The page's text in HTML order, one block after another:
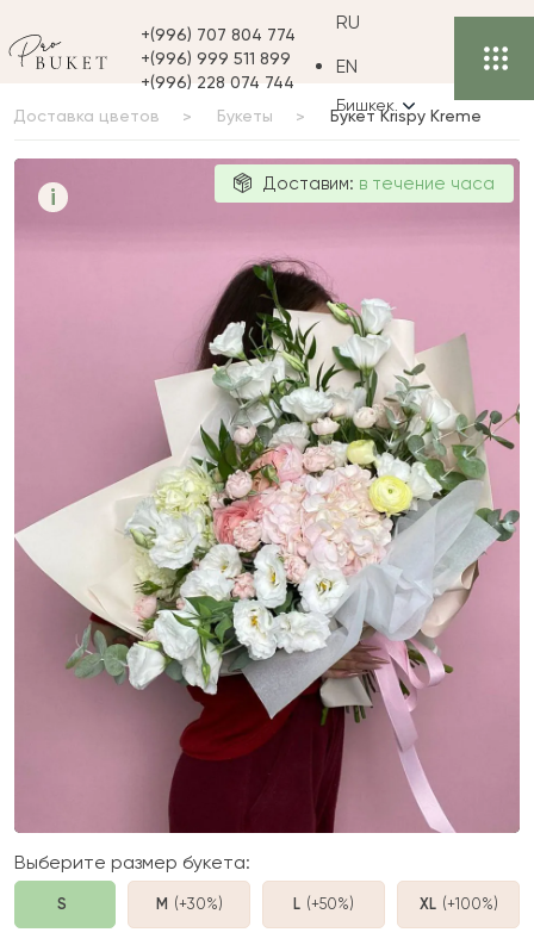
+(996) 707 804 774
+(996) 999 511 899
+(996) 228 074 744
RU
EN
Бишкек
Доставка цветов Букеты Букет Krispy Kreme
i
Krispy
Доставим: в течение часа
Выберите размер букета:
S M (+30%) L (+50%) XL (+100%)